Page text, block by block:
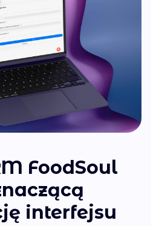
FoodSoul
interfejsu